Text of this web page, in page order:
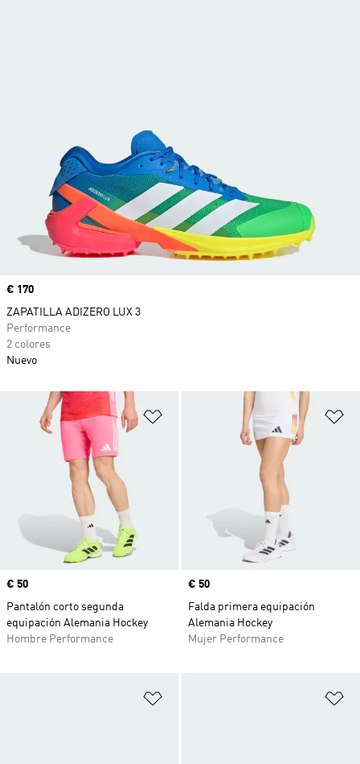
Añadir a la lista de deseos
Precio
€ 50
Pantalón corto segunda
equipación Alemania Hockey
Hombre Performance
Precio
€ 50
Falda primera equipación
Alemania Hockey
Mujer Performance
Precio
€ 170
ZAPATILLA ADIZERO LUX 3
Performance
2 colores
Nuevo